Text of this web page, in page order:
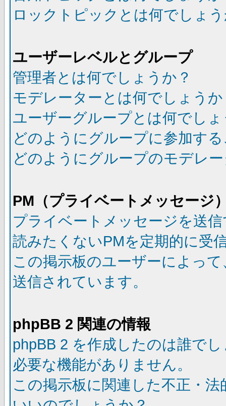
ロックトピックとは何でしょ
ユーザーレベルとグループ
管理者とは何でしょうか？
モデレーターとは何でしょうか
ユーザーグループとは何でし
どのようにグループに参加す
どのようにグループのモデレ
PM（プライベートメッセージ
プライベートメッセージを送
読みたくないPMを定期的に受
この掲示板のユーザーによっ
送信されています。
phpBB 2 関連の情報
phpBB 2 を作成したのは誰で
必要な機能がありません。
この掲示板に関連した不正・